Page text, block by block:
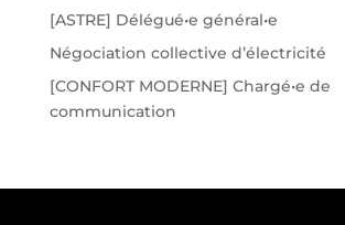
[ASTRE] Délégué•e général•e
Négociation collective d’électricité
[CONFORT MODERNE] Chargé•e de
communication